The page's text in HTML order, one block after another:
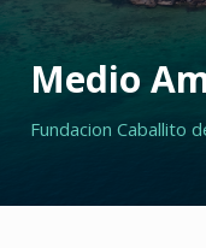
Medio
Fundacion Caballito